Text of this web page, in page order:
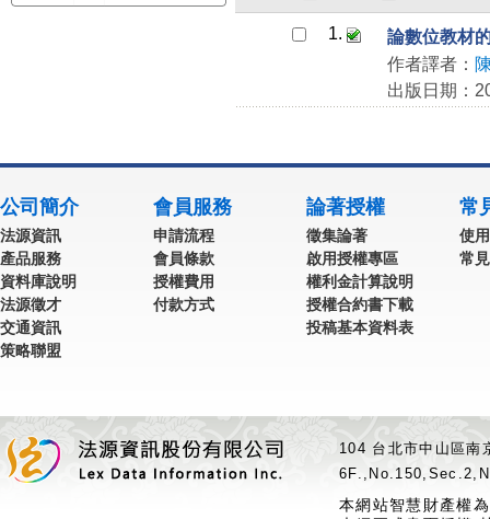
1.
論數位教材
作者譯者：
出版日期：
公司簡介
法源資訊
產品服務
資料庫說明
法源徵才
交通資訊
策略聯盟
會員服務
申請流程
會員條款
授權費用
付款方式
論著授權
徵集論著
啟用授權專區
權利金計算說明
授權合約書下載
投稿基本資料表
常
使
常
104 台北市中山區
本網站智慧財產權